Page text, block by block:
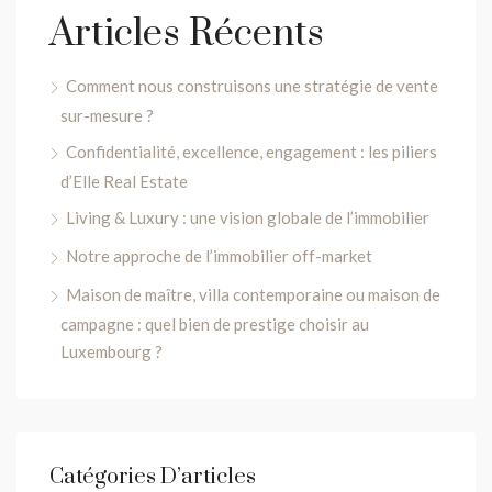
Articles Récents
Comment nous construisons une stratégie de vente
sur-mesure ?
Confidentialité, excellence, engagement : les piliers
d’Elle Real Estate
Living & Luxury : une vision globale de l’immobilier
Notre approche de l’immobilier off-market
Maison de maître, villa contemporaine ou maison de
campagne : quel bien de prestige choisir au
Luxembourg ?
Catégories D’articles